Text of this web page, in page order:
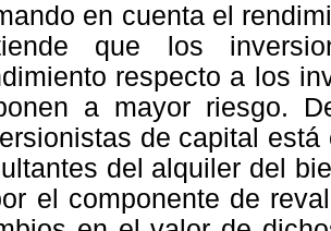
en cuenta el
que los
respecto a los
a mayor riesgo.
de capital
del alquiler del
el componente de